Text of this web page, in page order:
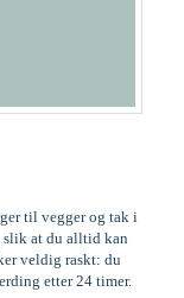
til vegger og tak i
slik at du alltid kan
veldig raskt: du
etter 24 timer.